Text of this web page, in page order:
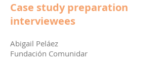
Case study preparation
interviewees
Abigail Peláez
Fundación Comunidar